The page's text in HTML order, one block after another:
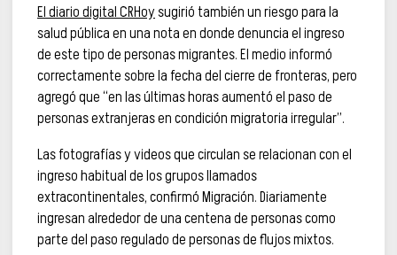
El diario digital CRHoysugirió también un riesgo para la
salud pública en una nota en donde denuncia el ingreso
de este tipo de personas migrantes. El medio informó
correctamente sobre la fecha del cierre de fronteras, pero
agregó que “en las últimas horas aumentó el paso de
personas extranjeras en condición migratoria irregular”.
Las fotografías y videos que circulan se relacionan con el
ingreso habitual de los grupos llamados
extracontinentales, confirmó Migración. Diariamente
ingresan alrededor de una centena de personas como
parte del paso regulado de personas de flujos mixtos.